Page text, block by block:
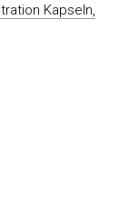
Kapseln,